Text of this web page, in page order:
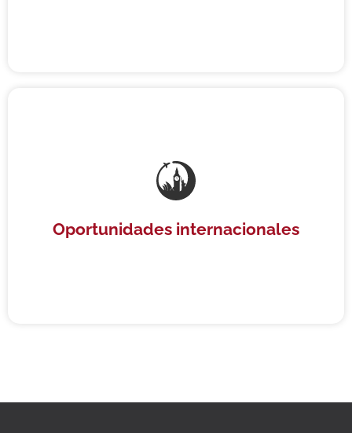
Nuestros programas de inglés Plus incluyen la
certificación IELTS, con la que obtendrás acceso a
Oportunidades internacionales